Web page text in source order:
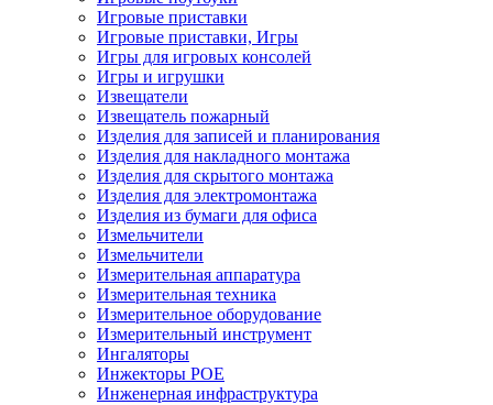
Игровые приставки
Игровые приставки, Игры
Игры для игровых консолей
Игры и игрушки
Извещатели
Извещатель пожарный
Изделия для записей и планирования
Изделия для накладного монтажа
Изделия для скрытого монтажа
Изделия для электромонтажа
Изделия из бумаги для офиса
Измельчители
Измельчители
Измерительная аппаратура
Измерительная техника
Измерительное оборудование
Измерительный инструмент
Ингаляторы
Инжекторы POE
Инженерная инфраструктура